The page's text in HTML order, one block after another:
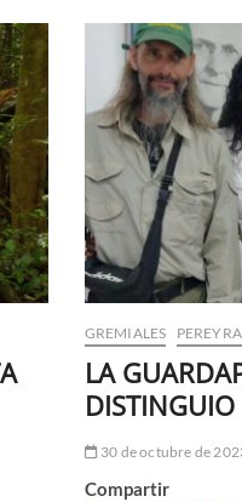
BIODIVERSIDAD
GREMIALES PEREYRA
LA
DISTINGUIO
30 de octubre de
Compartir